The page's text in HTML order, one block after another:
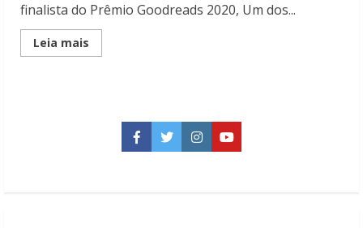
finalista do Prêmio Goodreads 2020, Um dos...
Leia mais
more
Jennifer
Barnes
Facebook
TwitterInstagramYouTube